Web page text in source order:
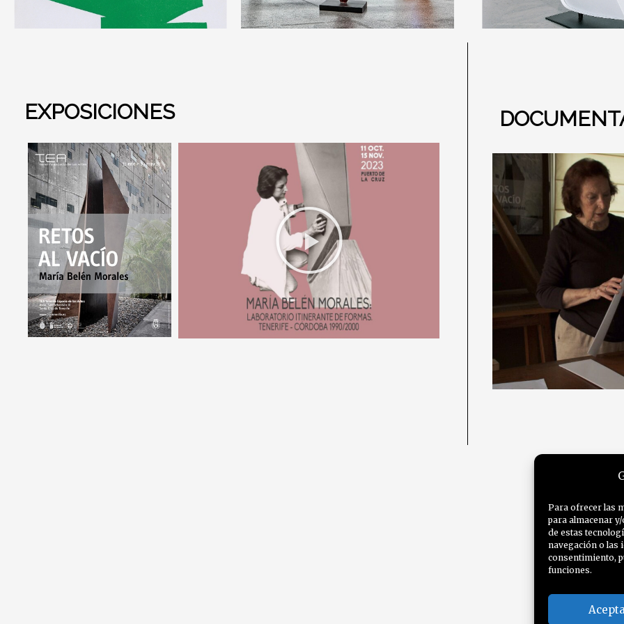
Para ofrecer las
para almacenar
de estas
navegación o las
consentimiento,
funciones.
EXPOSICIONES